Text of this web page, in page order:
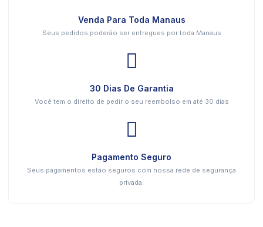
Venda Para Toda Manaus
Seus pedidos poderão ser entregues por toda Manaus
30 Dias De Garantia
Você tem o direito de pedir o seu reembolso em até 30 dias
Pagamento Seguro
Seus pagamentos estão seguros com nossa rede de segurança
privada.